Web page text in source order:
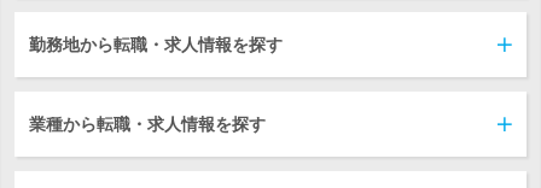
勤務地から転職・求人情報を探す
業種から転職・求人情報を探す